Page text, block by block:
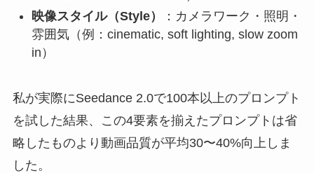
映像スタイル（Style）
：カメラワーク・照明・
雰囲気（例：cinematic, soft lighting, slow zoom
in）
私が実際にSeedance 2.0で100本以上のプロンプト
を試した結果、この4要素を揃えたプロンプトは省
略したものより動画品質が平均30〜40%向上しま
した。